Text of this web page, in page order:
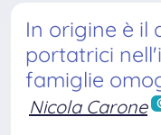
In origine è il
portatrici
famiglie
Nicola Carone